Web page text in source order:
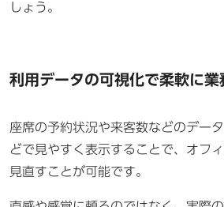
しょう。
利用データの可視化で柔軟に業
座席の予約状況や来客数などのデー
どで見やすく表示することで、オフ
見直すことが可能です。